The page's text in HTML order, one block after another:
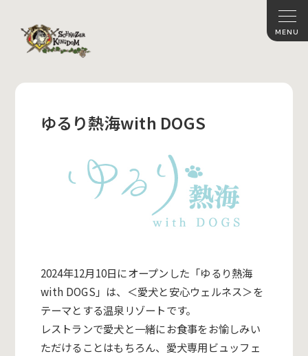
ゆるり熱海with DOGS
2024年12月10日にオープンした「ゆるり熱海
with DOGS」は、＜愛犬と安心ウェルネス＞を
テーマとする温泉リゾートです。
レストランで愛犬と一緒にお食事をお愉しみい
ただけることはもちろん、愛犬専用ビュッフェ